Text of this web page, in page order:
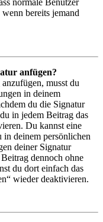
normale Benutzer
bereits jemand
anfügen?
musst du
in deinem
du die Signatur
in jedem Beitrag das
Du kannst eine
in deinem persönlichen
deiner Signatur
dennoch ohne
du dort einfach das
wieder deaktivieren.